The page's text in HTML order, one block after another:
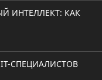
ИНТЕЛЛЕКТ: КАК
СПЕЦИАЛИСТОВ